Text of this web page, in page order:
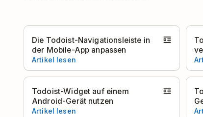
Die Todoist-Navigationsleiste in
der Mobile-App anpassen
Artikel lesen
Todoist-Widget auf einem
Android-Gerät nutzen
Artikel lesen